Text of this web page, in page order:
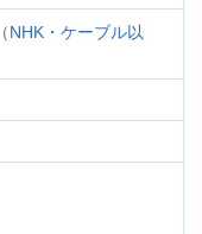
NHK・ケーブル以